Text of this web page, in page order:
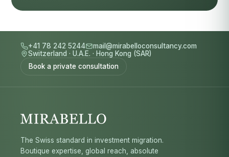
+41 78 242 5244
mail@mirabelloconsultancy.com
Switzerland · U.A.E. · Hong Kong (SAR)
Book a private consultation
The Swiss standard in investment migration.
Boutique expertise, global reach, absolute